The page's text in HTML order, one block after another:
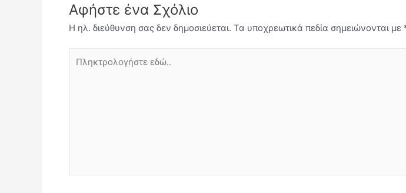
Αφήστε ένα Σχόλιο
Η ηλ. διεύθυνση σας δεν δημοσιεύεται. Τα υποχρεωτικά πεδία σημειώνονται με
εδώ..